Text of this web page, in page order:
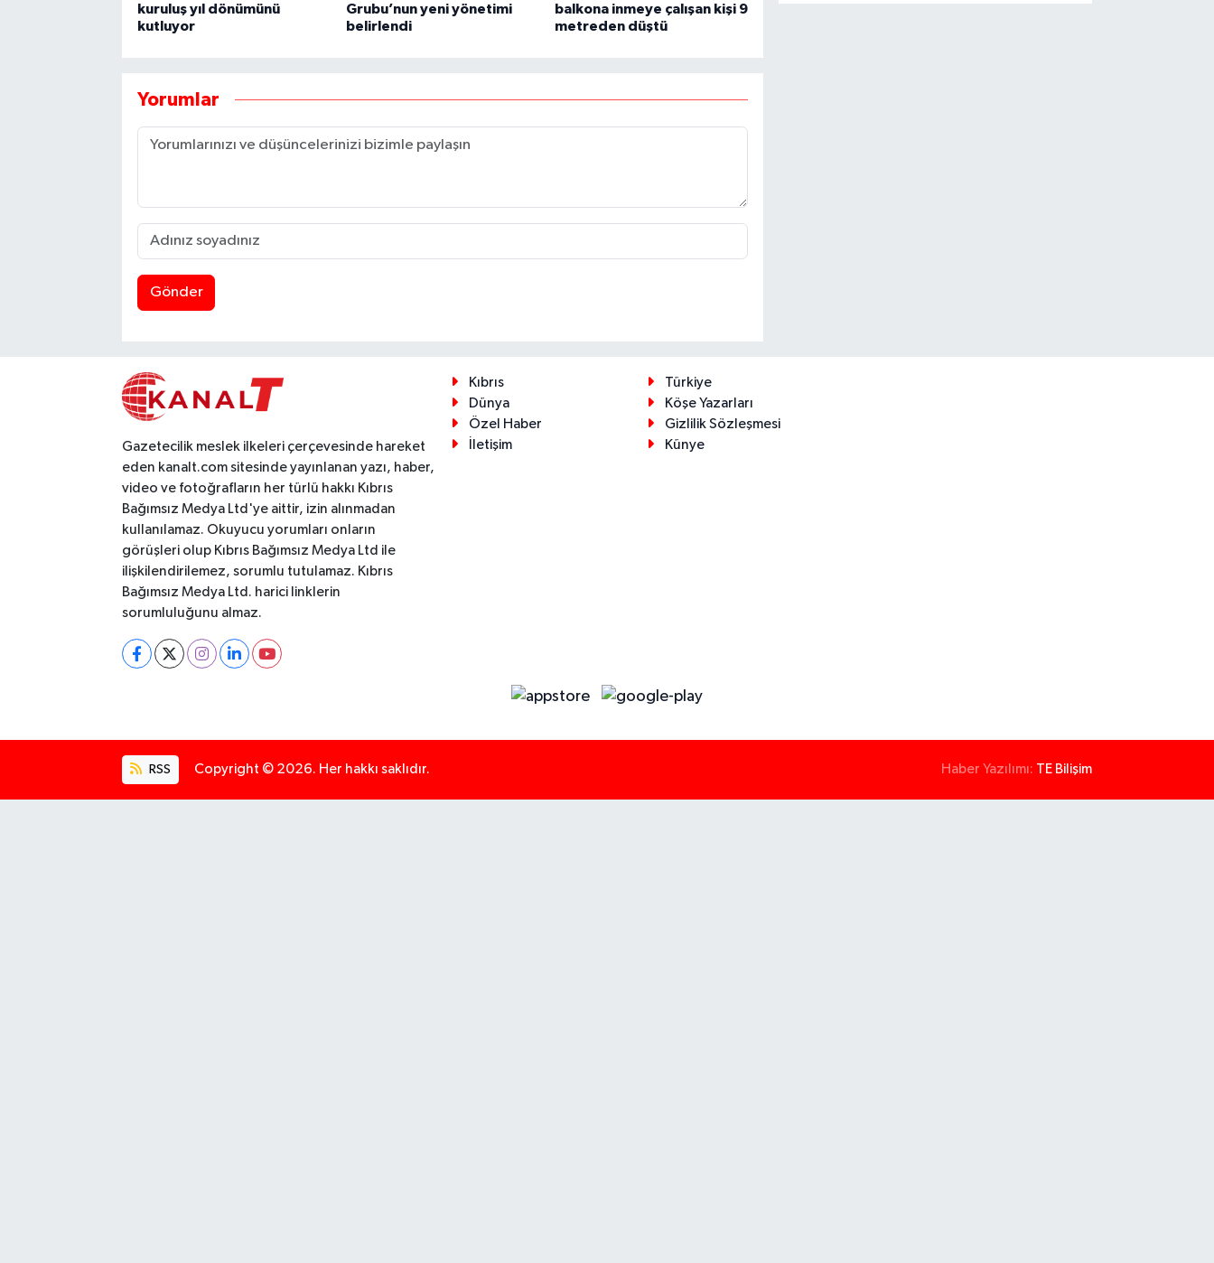
kuruluş yıl dönümünü
kutluyor
Grubu’nun yeni yönetimi
belirlendi
balkona inmeye çalışan kişi 9
metreden düştü
Yorumlar
Gönder
Gazetecilik meslek ilkeleri çerçevesinde hareket
eden kanalt.com sitesinde yayınlanan yazı, haber,
video ve fotoğrafların her türlü hakkı Kıbrıs
Bağımsız Medya Ltd'ye aittir, izin alınmadan
kullanılamaz. Okuyucu yorumları onların
görüşleri olup Kıbrıs Bağımsız Medya Ltd ile
ilişkilendirilemez, sorumlu tutulamaz. Kıbrıs
Bağımsız Medya Ltd. harici linklerin
sorumluluğunu almaz.
Kıbrıs
Türkiye
Dünya
Köşe Yazarları
Özel Haber
Gizlilik Sözleşmesi
İletişim
Künye
RSS Copyright © 2026. Her hakkı saklıdır. Haber Yazılımı: TE Bilişim